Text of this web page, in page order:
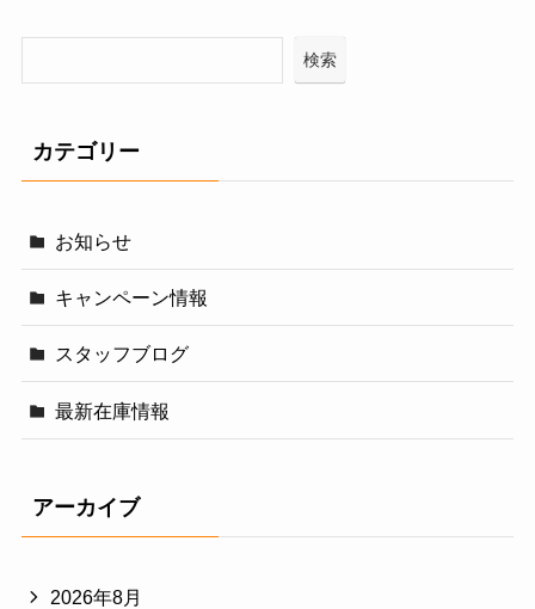
検索
カテゴリー
お知らせ
キャンペーン情報
スタッフブログ
最新在庫情報
アーカイブ
2026年8月